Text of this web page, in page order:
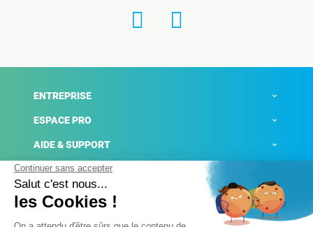
ENTREPRISE
ESPACE PRO
AIDE & SUPPORT
ACTUALITÉS